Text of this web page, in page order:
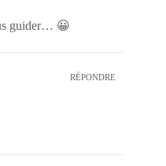
guider… 😀
RÉPONDRE